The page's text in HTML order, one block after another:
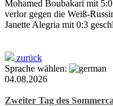
Mohamed Boubakari mit
verlor gegen die Weiß-
Janette Alegria mit 0:3
zurück
Sprache wählen:
04.08.2026
Zweiter Tag des